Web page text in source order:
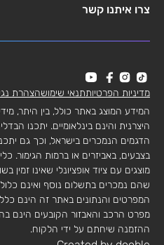
צרו איתנו קשר
מדיניות הפרטיותתנאי שימושהצהרת
המידע המוצג באתר כולל, בין היתר,
היצרנית והינם בינלאומיים. יתכנו
הדגמים הנמכרים בישראל, וכך גם
בצבעים, באביזרים או ברמות הגימור.
מוצגים עם ציוד אופציונלי שאינו זמין
שהם נמכרים בתשלום נוסף ואינם
המפרטים והנתונים באתר זה הינם
מפרט הרכב והאבזור הקובעים הינם
ההזמנה שיחתם על ידי הלקוח.